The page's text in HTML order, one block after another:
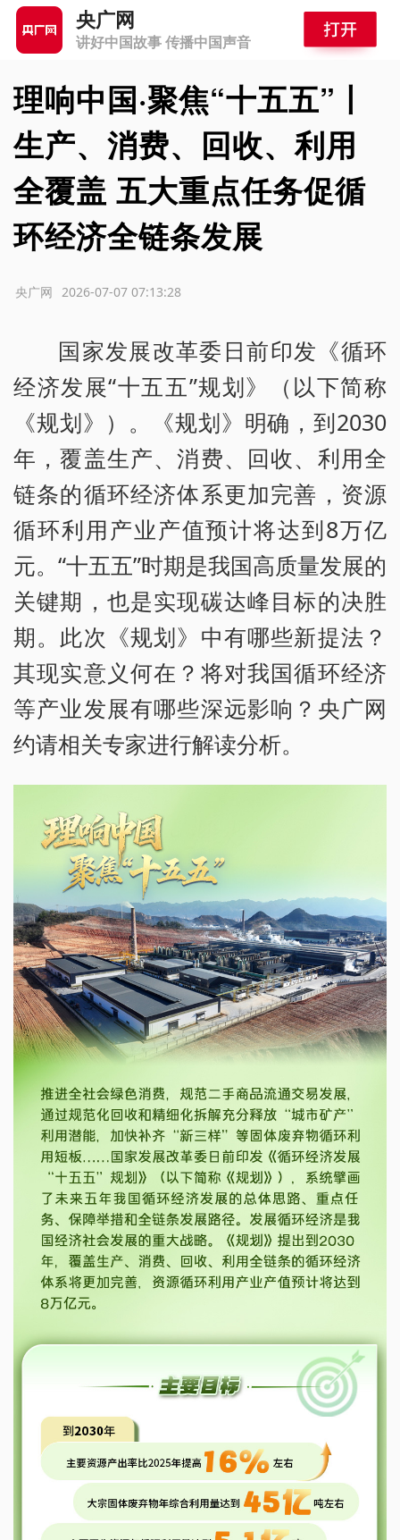
央广网
讲好中国故事 传播中国声音
理响中国·聚焦“十五五”丨
生产、消费、回收、利用
全覆盖 五大重点任务促循
环经济全链条发展
2026-07-07 07:13:28
央广网
国家发展改革委日前印发《循环
经济发展“十五五”规划》（以下简称
《规划》）。《规划》明确，到2030
年，覆盖生产、消费、回收、利用全
链条的循环经济体系更加完善，资源
循环利用产业产值预计将达到8万亿
元。“十五五”时期是我国高质量发展的
关键期，也是实现碳达峰目标的决胜
期。此次《规划》中有哪些新提法？
其现实意义何在？将对我国循环经济
等产业发展有哪些深远影响？央广网
约请相关专家进行解读分析。